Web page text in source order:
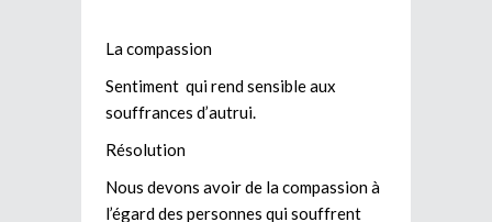
La compassion
Sentiment qui rend sensible aux
souffrances d’autrui.
Résolution
Nous devons avoir de la compassion à
l’égard des personnes qui souffrent